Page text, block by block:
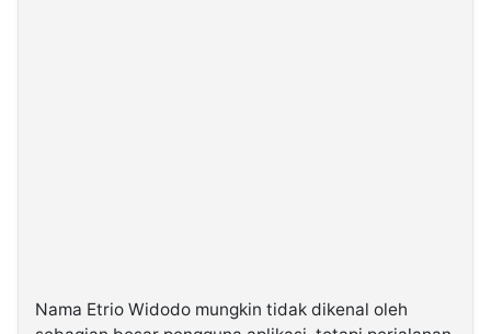
Nama Etrio Widodo mungkin tidak dikenal oleh